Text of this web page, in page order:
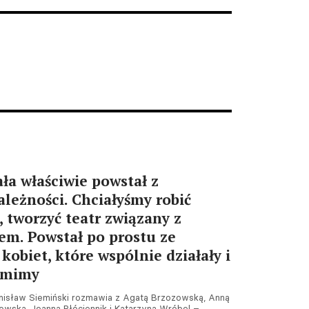
Zachwatowicz-Wajdy od
właściwie powstał z
Chciałyśmy robić
tworzyć teatr związany z
Powstał po prostu ze
które wspólnie działały i
Siemiński rozmawia z Agatą Brzozowską, Anną